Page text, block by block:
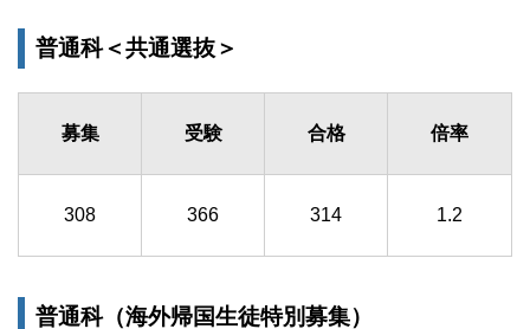
普通科＜共通選抜＞
募集 受験 合格 倍率
308 366 314 1.2
普通科（海外帰国生徒特別募集）